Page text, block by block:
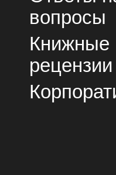
вопросы
Книжные
рецензии